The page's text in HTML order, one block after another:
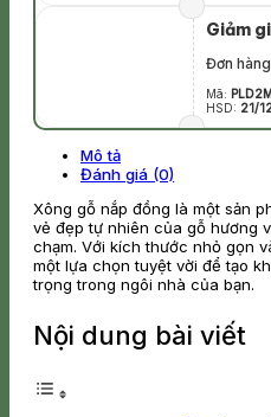
Giảm
Đơn
Mã:
HSD: 21/
Mô tả
Đánh giá (0)
Xông gỗ nắp đồng là một sản
vẻ đẹp tự nhiên của gỗ hương
chạm. Với kích thước nhỏ gọn
một lựa chọn tuyệt vời để tạo
trọng trong ngôi nhà của bạn.
Nội dung bài viết